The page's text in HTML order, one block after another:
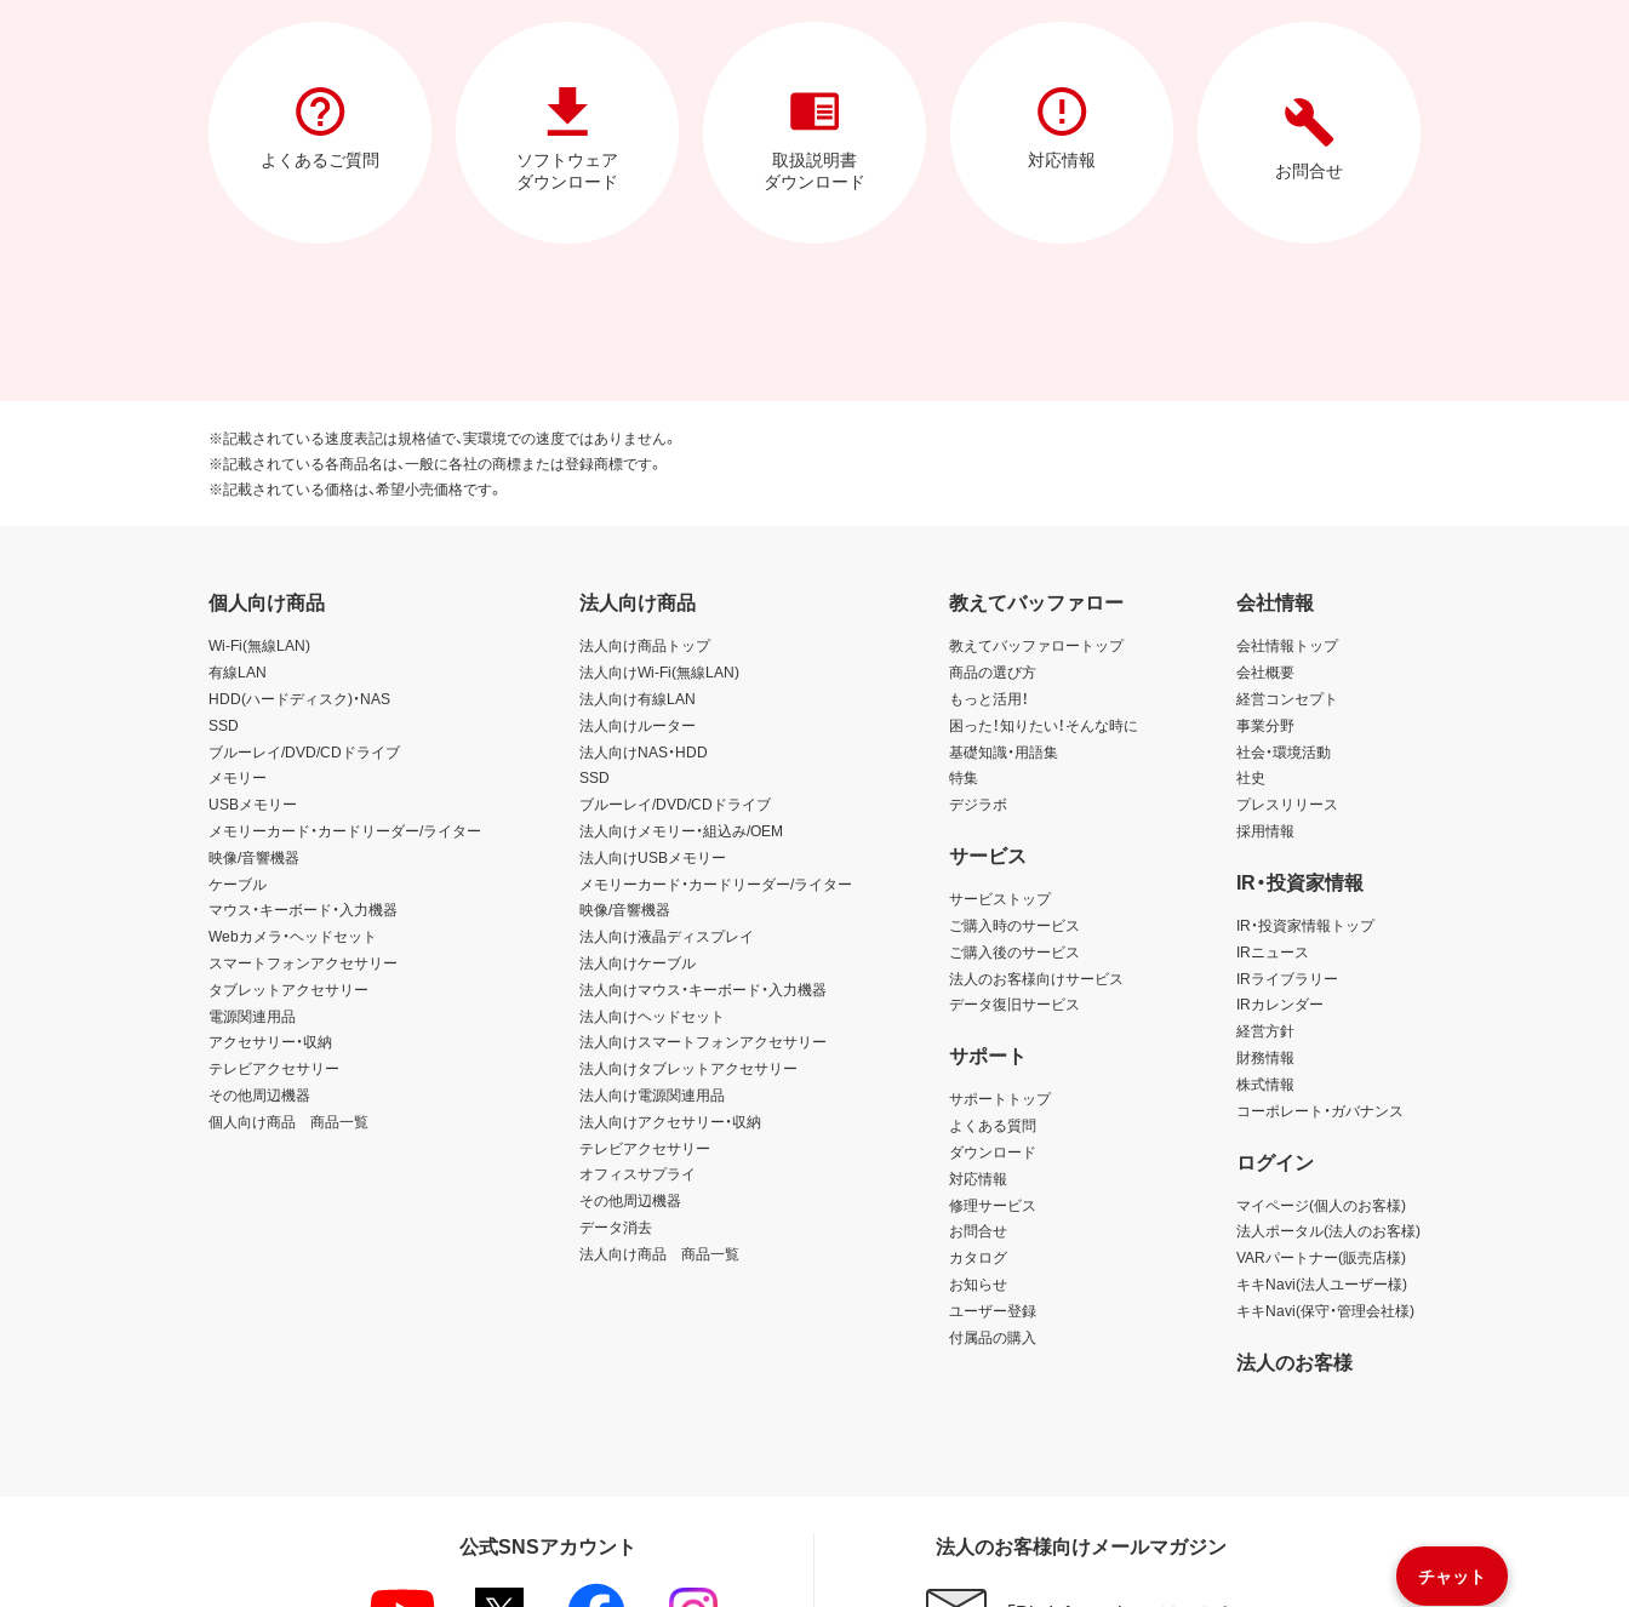
よくあるご質問
ソフトウェア
ダウンロード
取扱説明書
ダウンロード
対応情報 お問合せ
チャット
※記載されている速度表記は規格値で、実環境での速度ではありません。
※記載されている各商品名は、一般に各社の商標または登録商標です。
※記載されている価格は、希望小売価格です。
個人向け商品
Wi-Fi(無線LAN)
有線LAN
HDD(ハードディスク)・NAS
SSD
ブルーレイ/DVD/CDドライブ
メモリー
USBメモリー
メモリーカード・カードリーダー/ライター
映像/音響機器
ケーブル
マウス・キーボード・入力機器
Webカメラ・ヘッドセット
スマートフォンアクセサリー
タブレットアクセサリー
電源関連用品
アクセサリー・収納
テレビアクセサリー
その他周辺機器
個人向け商品 商品一覧
法人向け商品
法人向け商品トップ
法人向けWi-Fi(無線LAN)
法人向け有線LAN
法人向けルーター
法人向けNAS・HDD
SSD
ブルーレイ/DVD/CDドライブ
法人向けメモリー・組込み/OEM
法人向けUSBメモリー
メモリーカード・カードリーダー/ライター
映像/音響機器
法人向け液晶ディスプレイ
法人向けケーブル
法人向けマウス・キーボード・入力機器
法人向けヘッドセット
法人向けスマートフォンアクセサリー
法人向けタブレットアクセサリー
法人向け電源関連用品
法人向けアクセサリー・収納
テレビアクセサリー
オフィスサプライ
その他周辺機器
データ消去
法人向け商品 商品一覧
教えてバッファロー
教えてバッファロートップ
商品の選び方
もっと活用！
困った！知りたい！そんな時に
基礎知識・用語集
特集
デジラボ
サービス
サービストップ
ご購入時のサービス
ご購入後のサービス
法人のお客様向けサービス
データ復旧サービス
サポート
サポートトップ
よくある質問
ダウンロード
対応情報
修理サービス
お問合せ
カタログ
お知らせ
ユーザー登録
付属品の購入
会社情報
会社情報トップ
会社概要
経営コンセプト
事業分野
社会・環境活動
社史
プレスリリース
採用情報
IR・投資家情報
IR・投資家情報トップ
IRニュース
IRライブラリー
IRカレンダー
経営方針
財務情報
株式情報
コーポレート・ガバナンス
ログイン
マイページ(個人のお客様)
法人ポータル(法人のお客様)
VARパートナー(販売店様)
キキNavi(法人ユーザー様)
キキNavi(保守・管理会社様)
法人のお客様
公式SNSアカウント 法人のお客様向けメールマガジン